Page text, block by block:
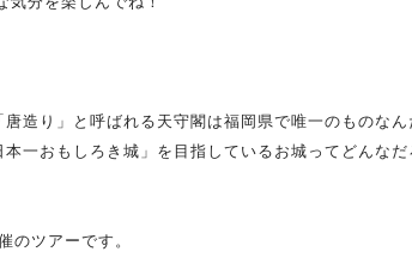
造り」と呼ばれる天守閣は福岡県で唯一のものな
一おもしろき城」を目指しているお城ってどんなだ
のツアーです。